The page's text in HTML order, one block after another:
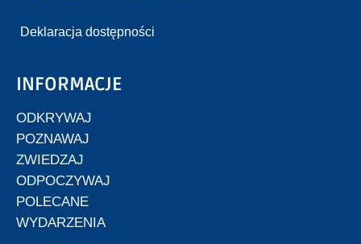
Deklaracja dostępności
INFORMACJE
ODKRYWAJ
POZNAWAJ
ZWIEDZAJ
ODPOCZYWAJ
POLECANE
WYDARZENIA